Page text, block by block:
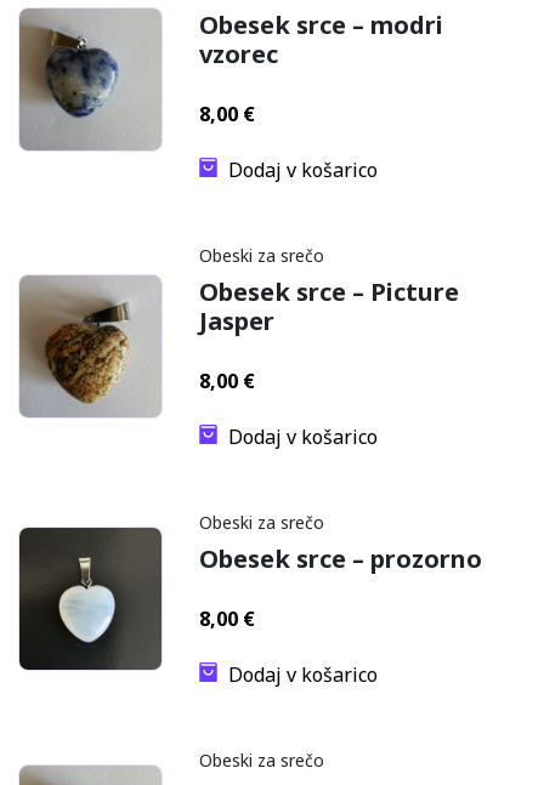
Obesek srce – modri
vzorec
8,00 €
Dodaj v košarico
Obeski za srečo
Obesek srce – Picture
Jasper
8,00 €
Dodaj v košarico
Obeski za srečo
Obesek srce – prozorno
8,00 €
Dodaj v košarico
Obeski za srečo